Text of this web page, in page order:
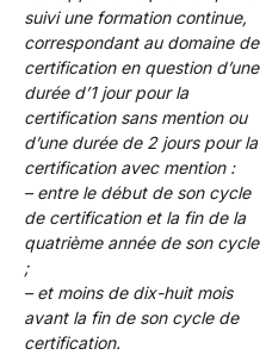
suivi une formation continue,
correspondant au domaine de
certification en question d’une
durée d’1 jour pour la
certification sans mention ou
d’une durée de 2 jours pour la
certification avec mention :
– entre le début de son cycle
de certification et la fin de la
quatrième année de son cycle
;
– et moins de dix-huit mois
avant la fin de son cycle de
certification.